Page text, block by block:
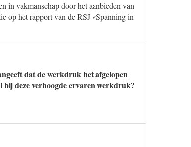
in vakmanschap door het aanbieden van
op het rapport van de RSJ «Spanning in
dat de werkdruk het afgelopen
bij deze verhoogde ervaren werkdruk?